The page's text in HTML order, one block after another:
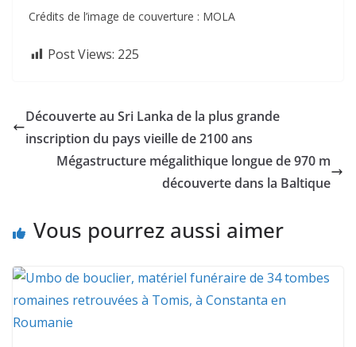
Crédits de l’image de couverture : MOLA
Post Views: 225
Découverte au Sri Lanka de la plus grande
inscription du pays vieille de 2100 ans
Mégastructure mégalithique longue de 970 m
découverte dans la Baltique
Vous pourrez aussi aimer